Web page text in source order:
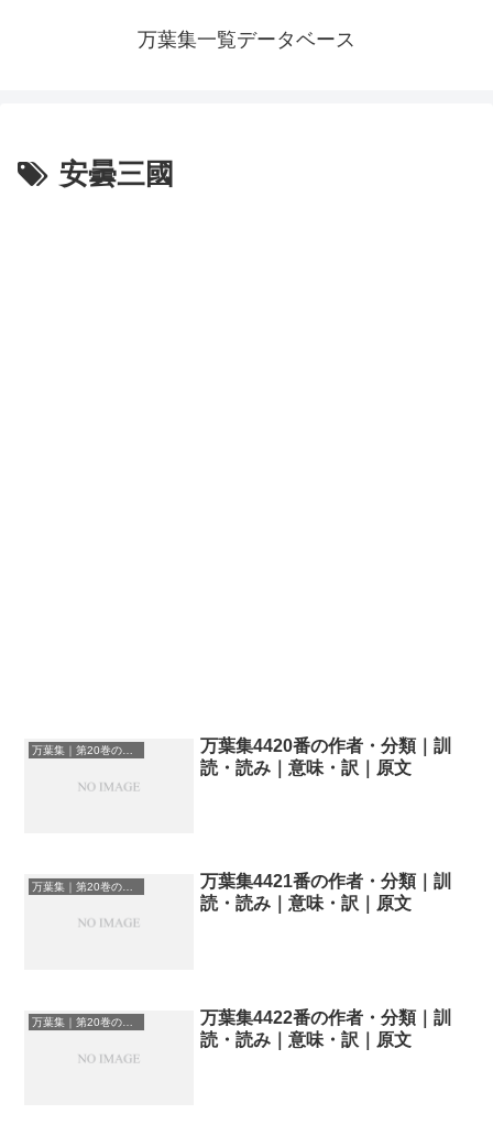
万葉集一覧データベース
安曇三國
万葉集｜第20巻の和歌一覧
万葉集4420番の作者・分類｜訓
読・読み｜意味・訳｜原文
万葉集｜第20巻の和歌一覧
万葉集4421番の作者・分類｜訓
読・読み｜意味・訳｜原文
万葉集｜第20巻の和歌一覧
万葉集4422番の作者・分類｜訓
読・読み｜意味・訳｜原文